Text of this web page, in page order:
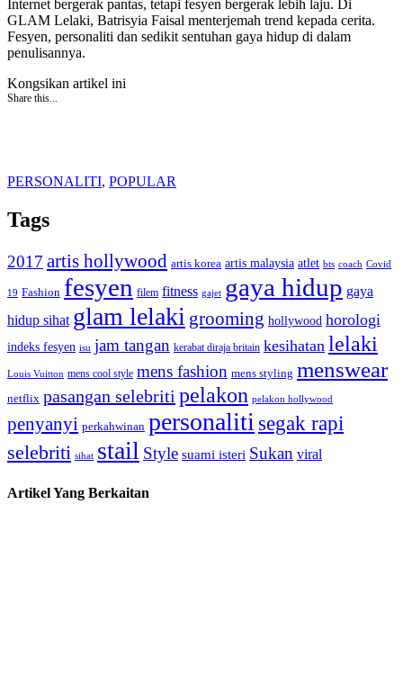
Internet bergerak pantas, tetapi fesyen bergerak lebih laju. Di
GLAM Lelaki, Batrisyia Faisal menterjemah trend kepada cerita.
Fesyen, personaliti dan sedikit sentuhan gaya hidup di dalam
penulisannya.
Kongsikan artikel ini
Share this...
PERSONALITI, POPULAR
Tags
2017 artis hollywood artis korea artis malaysia atlet bts coach Covid
19 Fashion fesyen filem fitness gajet gaya hidup gaya
hidup sihat glam lelaki grooming hollywood horologi
indeks fesyen isu jam tangan kerabat diraja britain kesihatan lelaki
Louis Vuitton mens cool style mens fashion mens styling menswear
netflix pasangan selebriti pelakon pelakon hollywood
penyanyi perkahwinan personalitisegak rapi
selebriti sihat stail Style suami isteri Sukan viral
Artikel Yang Berkaitan